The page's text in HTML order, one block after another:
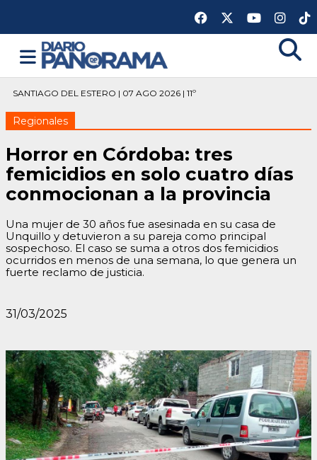
SANTIAGO DEL ESTERO | 07 AGO 2026 | 11º
Regionales
Horror en Córdoba: tres
femicidios en solo cuatro días
conmocionan a la provincia
Una mujer de 30 años fue asesinada en su casa de
Unquillo y detuvieron a su pareja como principal
sospechoso. El caso se suma a otros dos femicidios
ocurridos en menos de una semana, lo que genera un
fuerte reclamo de justicia.
31/03/2025